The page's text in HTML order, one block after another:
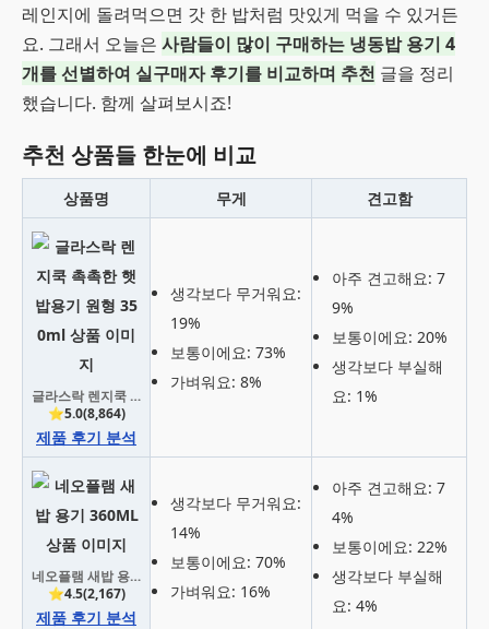
레인지에 돌려먹으면 갓 한 밥처럼 맛있게 먹을 수 있거든
요. 그래서 오늘은 사람들이 많이 구매하는 냉동밥 용기 4
개를 선별하여 실구매자 후기를 비교하며 추천 글을 정리
했습니다. 함께 살펴보시죠!
추천 상품들 한눈에 비교
상품명 무게 견고함
글라스락 렌지쿡 촉촉한 햇밥용기 원형 350ml
⭐5.0(8,864)
제품 후기 분석
생각보다 무거워요:
19%
보통이에요: 73%
가벼워요: 8%
아주 견고해요: 7
9%
보통이에요: 20%
생각보다 부실해
요: 1%
네오플램 새밥 용기 360ML
⭐4.5(2,167)
제품 후기 분석
생각보다 무거워요:
14%
보통이에요: 70%
가벼워요: 16%
아주 견고해요: 7
4%
보통이에요: 22%
생각보다 부실해
요: 4%